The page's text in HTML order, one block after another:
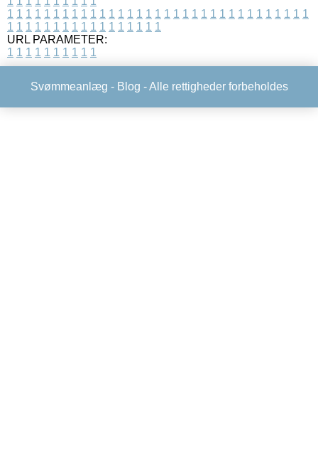
1 1 1 1 1 1 1 1 1 1 1 1 1 1 1 1 1 1 1 1 1 1 1 1 1 1 1 1 1 1 1 1 1
1 1 1 1 1 1 1 1 1 1 1 1 1 1 1 1 1
URL PARAMETER:
1 1 1 1 1 1 1 1 1 1
Svømmeanlæg - Blog - Alle rettigheder forbeholdes